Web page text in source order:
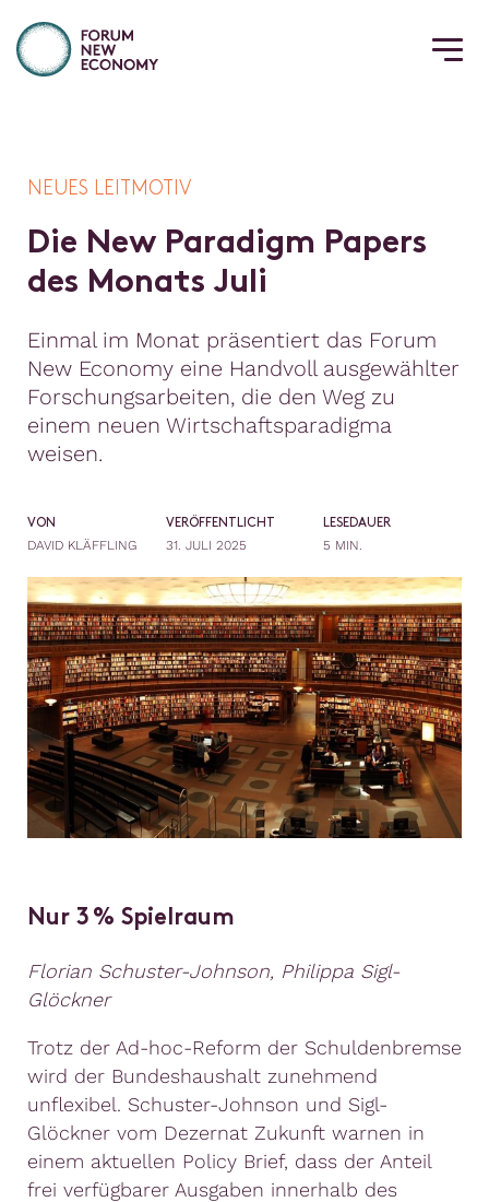
NEUES LEITMOTIV
Die New Paradigm Papers
des Monats Juli
Einmal im Monat präsentiert das Forum
New Economy eine Handvoll ausgewählter
Forschungsarbeiten, die den Weg zu
einem neuen Wirtschaftsparadigma
weisen.
VON
DAVID KLÄFFLING
VERÖFFENTLICHT
31. JULI 2025
LESEDAUER
5 MIN.
Nur 3 % Spielraum
Florian Schuster-Johnson, Philippa Sigl-
Glöckner
Trotz der Ad-hoc-Reform der Schuldenbremse
wird der Bundeshaushalt zunehmend
unflexibel. Schuster-Johnson und Sigl-
Glöckner vom Dezernat Zukunft warnen in
einem aktuellen Policy Brief, dass der Anteil
frei verfügbarer Ausgaben innerhalb des